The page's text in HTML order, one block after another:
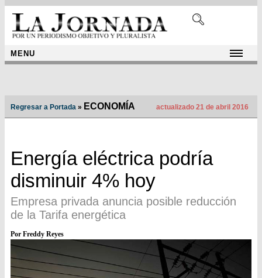
MENU
Regresar a Portada » ECONOMÍA actualizado 21 de abril 2016
Energía eléctrica podría
disminuir 4% hoy
Empresa privada anuncia posible reducción
de la Tarifa energética
Por Freddy Reyes